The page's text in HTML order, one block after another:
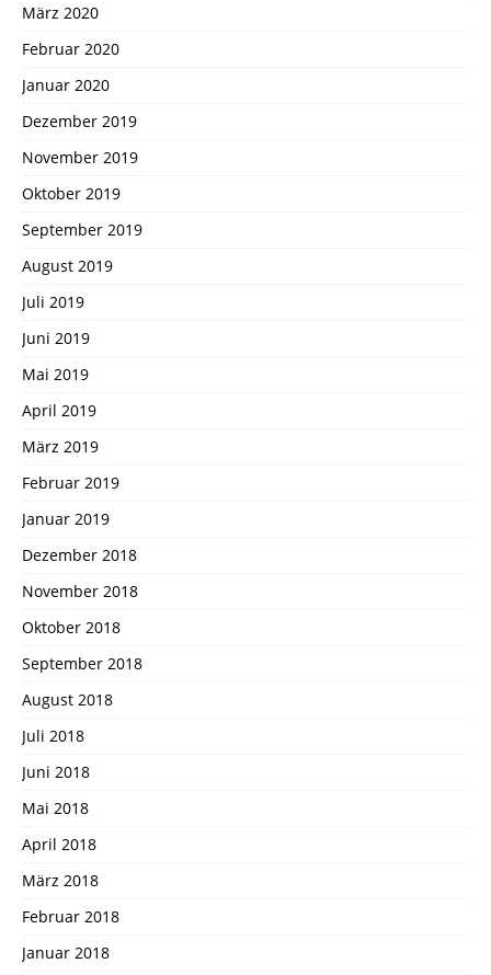
März 2020
Februar 2020
Januar 2020
Dezember 2019
November 2019
Oktober 2019
September 2019
August 2019
Juli 2019
Juni 2019
Mai 2019
April 2019
März 2019
Februar 2019
Januar 2019
Dezember 2018
November 2018
Oktober 2018
September 2018
August 2018
Juli 2018
Juni 2018
Mai 2018
April 2018
März 2018
Februar 2018
Januar 2018